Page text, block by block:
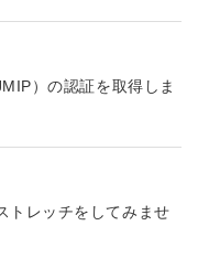
）の認証を取得しま
トレッチをしてみませ